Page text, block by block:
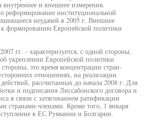
внутреннее и внешнее измерения.
реформирование институциональной
неудачей в 2005 г. Внешнее
формированию Европейской политики
гг. - характеризуется, с одной стороны,
укреплении Европейской политики
это время концентрации стран-
отношениях, на реализации
рассчитанных до начала 2008 г. Для
и подписания Лиссабонского договора и
в связи с затягиванием ратификации
странами-членами. Кроме того, 1 января
в ЕС Румынии и Болгарии.